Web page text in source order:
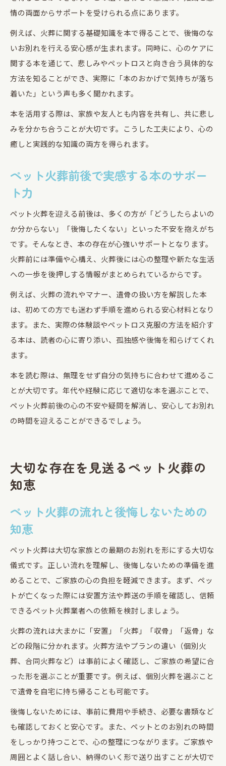
情の両面からサポートを受けられる点にあります。
例えば、火葬に関する基礎知識を本で得ることで、後悔のな
いお別れを行える安心感が生まれます。同時に、心のケアに
関する本を通じて、悲しみやペットロスと向き合う具体的な
方法を知ることができ、実際に「本のおかげで気持ちが落ち
着いた」という声も多く聞かれます。
本を活用する際は、家族や友人とも内容を共有し、共に悲し
みを分かち合うことが大切です。こうした工夫により、心の
癒しと実践的な知識の両方を得られます。
ペット火葬前後で実感する本のサポー
ト力
ペット火葬を迎える前後は、多くの方が「どうしたらよいの
か分からない」「後悔したくない」といった不安を抱えがち
です。そんなとき、本の存在が心強いサポートとなります。
火葬前には準備や心構え、火葬後には心の整理や新たな生活
への一歩を後押しする情報がまとめられているからです。
例えば、火葬の流れやマナー、遺骨の扱い方を解説した本
は、初めての方でも迷わず手順を進められる安心材料となり
ます。また、実際の体験談やペットロス克服の方法を紹介す
る本は、読者の心に寄り添い、孤独感や後悔を和らげてくれ
ます。
本を読む際は、無理をせず自分の気持ちに合わせて進めるこ
とが大切です。年代や経験に応じて適切な本を選ぶことで、
ペット火葬前後の心の不安や疑問を解消し、安心してお別れ
の時間を迎えることができるでしょう。
大切な存在を見送るペット火葬の
知恵
ペット火葬の流れと後悔しないための
知恵
ペット火葬は大切な家族との最期のお別れを形にする大切な
儀式です。正しい流れを理解し、後悔しないための準備を進
めることで、ご家族の心の負担を軽減できます。まず、ペッ
トが亡くなった際には安置方法や葬送の手順を確認し、信頼
できるペット火葬業者への依頼を検討しましょう。
火葬の流れは大まかに「安置」「火葬」「収骨」「返骨」な
どの段階に分かれます。火葬方法やプランの違い（個別火
葬、合同火葬など）は事前によく確認し、ご家族の希望に合
った形を選ぶことが重要です。例えば、個別火葬を選ぶこと
で遺骨を自宅に持ち帰ることも可能です。
後悔しないためには、事前に費用や手続き、必要な書類など
も確認しておくと安心です。また、ペットとのお別れの時間
をしっかり持つことで、心の整理につながります。ご家族や
周囲とよく話し合い、納得のいく形で送り出すことが大切で